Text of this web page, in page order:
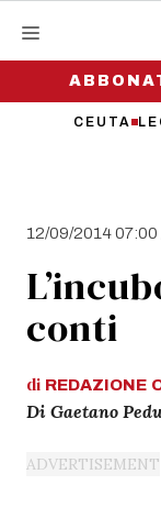
contenuto
CEUTA
12/09/2014 07:00
conti
di REDAZIONE
Di Gaetano